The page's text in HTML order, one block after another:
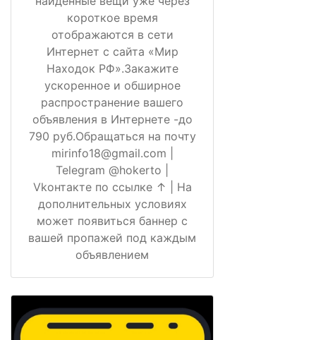
короткое время
отображаются в сети
Интернет с сайта «Мир
Находок РФ».Закажите
ускоренное и обширное
распространение вашего
объявления в Интернете -до
790 руб.Обращаться на почту
mirinfo18@gmail.com |
Telegram @hokerto |
Vkонтакте по ссылке ↑ | На
дополнительных условиях
может появиться баннер с
вашей пропажей под каждым
объявлением